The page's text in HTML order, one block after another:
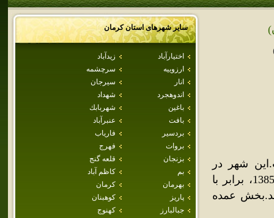
سایر شهرهای استانكرمان
اختيارآباد
زيدآباد
ارزوييه
سرچشمه
انار
سيرجان
اندوهجرد
شهداد
باغين
شهربابك
بافت
عنبرآباد
بردسير
فارياب
بروات
فهرج
بزنجان
قلعه گنج
بم
كاظم آباد
بهرمان
كرمان
پاريز
كوهبنان
جبالبارز
كهنوج
شهر در
شهرستان رفسنجان قرار گرفته است. جمعيت اين شهر در سال 1385، برابر با
عمده